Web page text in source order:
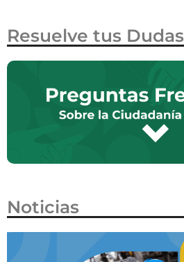
Resuelve tus Dudas
Noticias